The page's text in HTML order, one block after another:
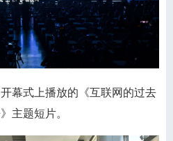
幕式上播放的《互联网的过去
主题短片。